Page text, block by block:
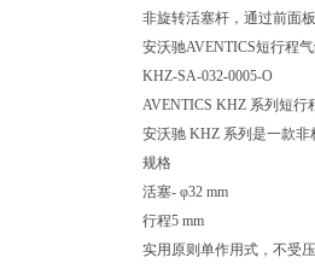
非旋转活塞杆，通过前面
安沃驰AVENTICS短行程
KHZ-SA-032-0005-O
AVENTICS KHZ 系列短行
安沃驰 KHZ 系列是一款
规格
活塞- φ32 mm
行程5 mm
实用原则单作用式，不受